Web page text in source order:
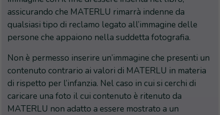
assicurando che MATERLU rimarrà indenne da
qualsiasi tipo di reclamo legato all’immagine delle
persone che appaiono nella suddetta fotografia.
Non è permesso inserire un’immagine che presenti un
contenuto contrario ai valori di MATERLU in materia
di rispetto per l’infanzia. Nel caso in cui si cerchi di
caricare una foto il cui contenuto è ritenuto da
MATERLU non adatto a essere mostrato a un